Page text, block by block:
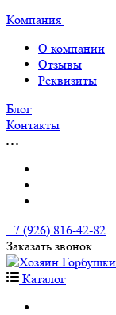
Компания
О компании
Отзывы
Реквизиты
Блог
Контакты
+7 (926) 816-42-82
Заказать звонок
Каталог